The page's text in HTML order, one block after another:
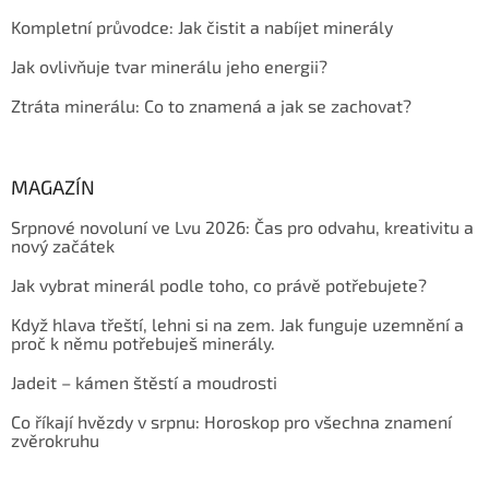
Kompletní průvodce: Jak čistit a nabíjet minerály
Jak ovlivňuje tvar minerálu jeho energii?
Ztráta minerálu: Co to znamená a jak se zachovat?
MAGAZÍN
Srpnové novoluní ve Lvu 2026: Čas pro odvahu, kreativitu a
nový začátek
Jak vybrat minerál podle toho, co právě potřebujete?
Když hlava třeští, lehni si na zem. Jak funguje uzemnění a
proč k němu potřebuješ minerály.
Jadeit – kámen štěstí a moudrosti
Co říkají hvězdy v srpnu: Horoskop pro všechna znamení
zvěrokruhu